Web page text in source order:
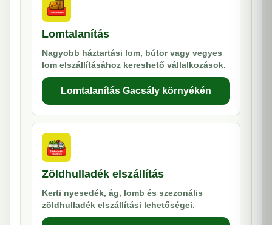
Lomtalanítás
Nagyobb háztartási lom, bútor vagy vegyes
lom elszállításához kereshető vállalkozások.
Lomtalanítás Gacsály környékén
Zöldhulladék elszállítás
Kerti nyesedék, ág, lomb és szezonális
zöldhulladék elszállítási lehetőségei.